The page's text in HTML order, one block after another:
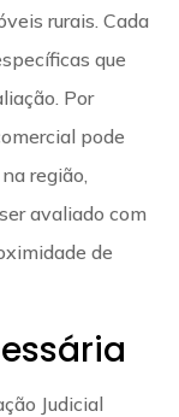
rurais. Cada
que
Por
pode
região,
avaliado com
de
Judicial